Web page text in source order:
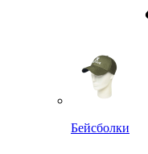
Бейсболки